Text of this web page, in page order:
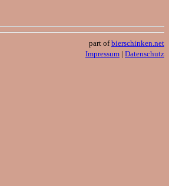
part ofbierschinken.net
Impressum | Datenschutz